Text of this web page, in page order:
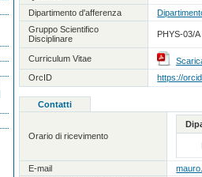
Dipartimento d'afferenza
Gruppo Scientifico
Disciplinare
PHYS-03/
Curriculum Vitae
OrcID
https://
Contatti
Orario di ricevimento
E-mail